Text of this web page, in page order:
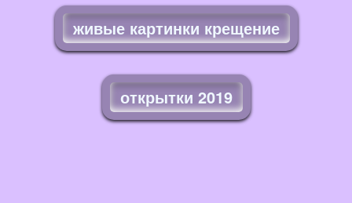
живые картинки крещение
открытки 2019